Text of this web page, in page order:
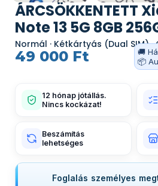
ÁRCSÖKKENTETT
Note 13 5G 8GB
Normál · Kétkártyás (Dual SIM)
49 000 Ft
🚚
📦
12 hónap jótállás.
Nincs kockázat!
Beszámítás
lehetséges
Foglalás személyes